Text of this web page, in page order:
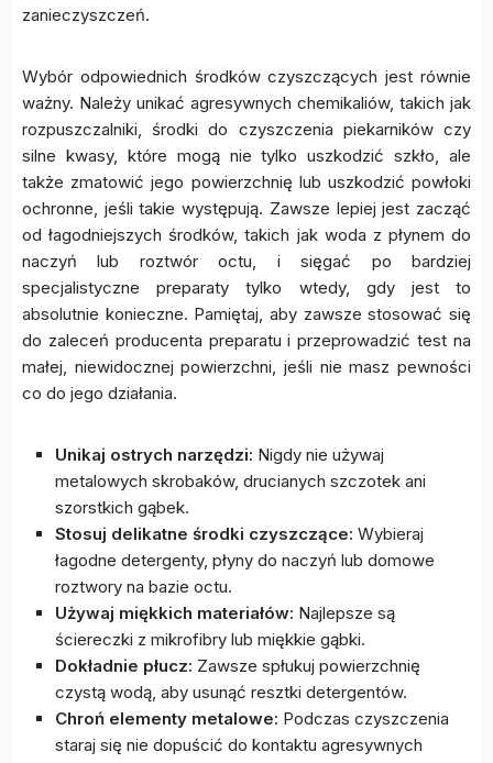
zanieczyszczeń.
Wybór odpowiednich środków czyszczących jest równie
ważny. Należy unikać agresywnych chemikaliów, takich jak
rozpuszczalniki, środki do czyszczenia piekarników czy
silne kwasy, które mogą nie tylko uszkodzić szkło, ale
także zmatowić jego powierzchnię lub uszkodzić powłoki
ochronne, jeśli takie występują. Zawsze lepiej jest zacząć
od łagodniejszych środków, takich jak woda z płynem do
naczyń lub roztwór octu, i sięgać po bardziej
specjalistyczne preparaty tylko wtedy, gdy jest to
absolutnie konieczne. Pamiętaj, aby zawsze stosować się
do zaleceń producenta preparatu i przeprowadzić test na
małej, niewidocznej powierzchni, jeśli nie masz pewności
co do jego działania.
Unikaj ostrych narzędzi: Nigdy nie używaj
metalowych skrobaków, drucianych szczotek ani
szorstkich gąbek.
Stosuj delikatne środki czyszczące: Wybieraj
łagodne detergenty, płyny do naczyń lub domowe
roztwory na bazie octu.
Używaj miękkich materiałów: Najlepsze są
ściereczki z mikrofibry lub miękkie gąbki.
Dokładnie płucz: Zawsze spłukuj powierzchnię
czystą wodą, aby usunąć resztki detergentów.
Chroń elementy metalowe: Podczas czyszczenia
staraj się nie dopuścić do kontaktu agresywnych